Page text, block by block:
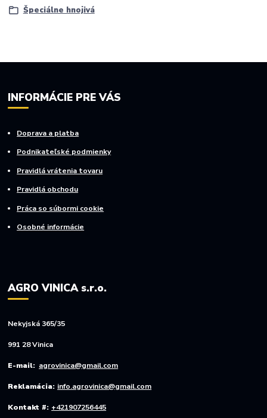
Špeciálne hnojivá
INFORMÁCIE PRE VÁS
Doprava a platba
Podnikateľské podmienky
Pravidlá vrátenia tovaru
Pravidlá obchodu
Práca so súbormi cookie
Osobné informácie
AGRO VINICA s.r.o.
Nekyjská 365/35
991 28 Vinica
E-mail: agrovinica@gmail.com
Reklamácia: info.agrovinica@gmail.com
Kontakt #: +421907256445